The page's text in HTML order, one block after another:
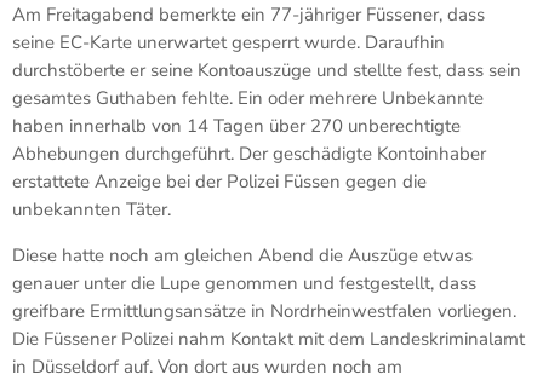
Am Freitagabend bemerkte ein 77-jähriger Füssener, dass
seine EC-Karte unerwartet gesperrt wurde. Daraufhin
durchstöberte er seine Kontoauszüge und stellte fest, dass sein
gesamtes Guthaben fehlte. Ein oder mehrere Unbekannte
haben innerhalb von 14 Tagen über 270 unberechtigte
Abhebungen durchgeführt. Der geschädigte Kontoinhaber
erstattete Anzeige bei der Polizei Füssen gegen die
unbekannten Täter.
Diese hatte noch am gleichen Abend die Auszüge etwas
genauer unter die Lupe genommen und festgestellt, dass
greifbare Ermittlungsansätze in Nordrheinwestfalen vorliegen.
Die Füssener Polizei nahm Kontakt mit dem Landeskriminalamt
in Düsseldorf auf. Von dort aus wurden noch am